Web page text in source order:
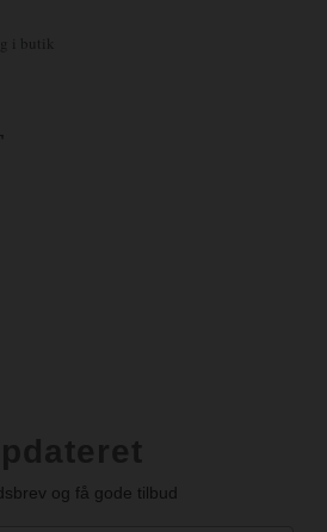
i butik
og få gode tilbud